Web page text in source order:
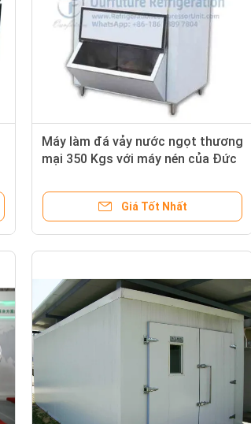
Máy làm đá vảy nước ngọt thương
mại 350 Kgs với máy nén của Đức
Giá Tốt Nhất